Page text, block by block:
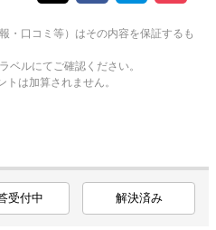
・口コミ等）はその内容を保証するも
ベルにてご確認ください。
は加算されません。
受付中 解決済み